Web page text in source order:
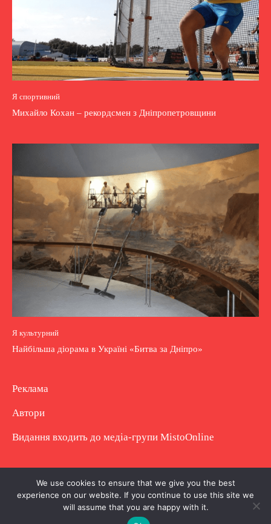
Я спортивний
Михайло Кохан – рекордсмен з Дніпропетровщини
Я культурний
Найбільша діорама в Україні «Битва за Дніпро»
Реклама
Автори
Видання входить до медіа-групи MistoOnline
Copyright © Повне використання матеріалу
заборонено. Частково можна з гіперпосиланням.
We use cookies to ensure that we give you the best
experience on our website. If you continue to use this site we
will assume that you are happy with it.